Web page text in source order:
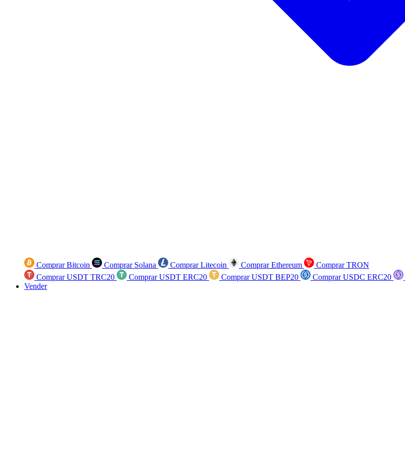
Comprar Bitcoin Comprar Solana Comprar Litecoin Comprar Ethereum
Comprar TRON
Comprar USDT TRC20
Comprar USDT ERC20 Comprar USDT BEP20 Comprar USDC ERC20
Vender